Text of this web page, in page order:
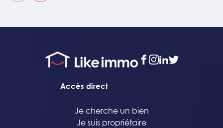
facebook
instagram
linkedin
twitter
Accès direct
Je cherche un bien
Je suis propriétaire